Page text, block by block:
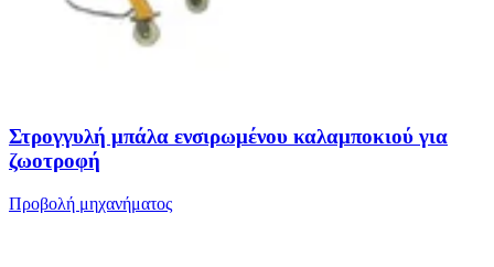
Στρογγυλή μπάλα ενσιρωμένου καλαμποκιού για
ζωοτροφή
Προβολή μηχανήματος